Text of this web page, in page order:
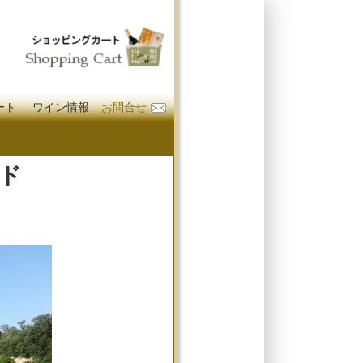
ト ワイン情報 お問合せ